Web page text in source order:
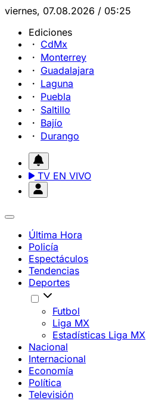
viernes, 07.08.2026 / 05:25
Ediciones
CdMx
Monterrey
Guadalajara
Laguna
Puebla
Saltillo
Bajío
Durango
TV EN VIVO
Última Hora
Policía
Espectáculos
Tendencias
Deportes
Futbol
Liga MX
Estadísticas Liga MX
Nacional
Internacional
Economía
Política
Televisión